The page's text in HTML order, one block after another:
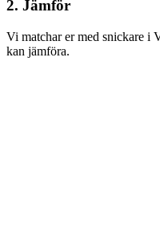
2. Jämför
Vi matchar er med snickare i
kan jämföra.